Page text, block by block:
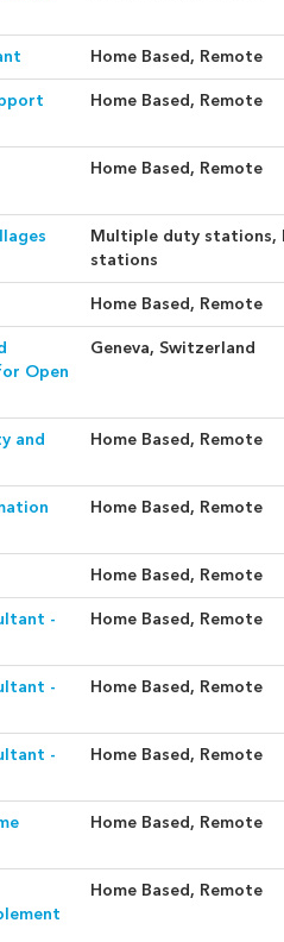
Home Based, Remote
Home Based, Remote
Home Based, Remote
Multiple duty stations,
stations
Home Based, Remote
Open
Geneva, Switzerland
and
Home Based, Remote
Home Based, Remote
Home Based, Remote
-
Home Based, Remote
-
Home Based, Remote
-
Home Based, Remote
Home Based, Remote
Home Based, Remote